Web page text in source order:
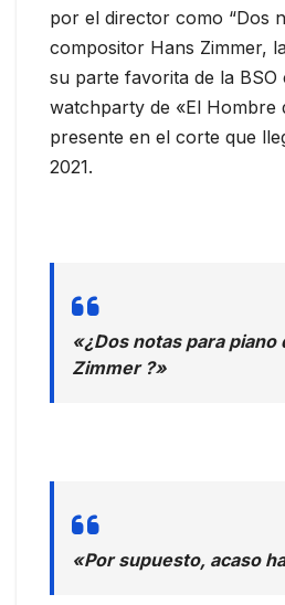
por el director como “Dos
compositor Hans Zimmer,
su parte favorita de la BSO
watchparty de «El Hombre
presente en el corte que
2021.
«¿Dos notas para piano
Zimmer ?»
«Por supuesto, acaso